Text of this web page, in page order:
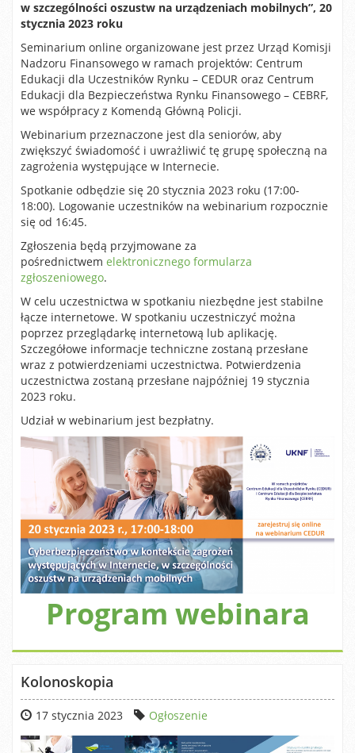
w szczególności oszustw na urządzeniach mobilnych”, 20
stycznia 2023 roku
Seminarium online organizowane jest przez Urząd Komisji
Nadzoru Finansowego w ramach projektów: Centrum
Edukacji dla Uczestników Rynku – CEDUR oraz Centrum
Edukacji dla Bezpieczeństwa Rynku Finansowego – CEBRF,
we współpracy z Komendą Główną Policji.
Webinarium przeznaczone jest dla seniorów, aby
zwiększyć świadomość i uwrażliwić tę grupę społeczną na
zagrożenia występujące w Internecie.
Spotkanie odbędzie się 20 stycznia 2023 roku (17:00-
18:00). Logowanie uczestników na webinarium rozpocznie
się od 16:45.
Zgłoszenia będą przyjmowane za
pośrednictwem elektronicznego formularza
zgłoszeniowego.
W celu uczestnictwa w spotkaniu niezbędne jest stabilne
łącze internetowe. W spotkaniu uczestniczyć można
poprzez przeglądarkę internetową lub aplikację.
Szczegółowe informacje techniczne zostaną przesłane
wraz z potwierdzeniami uczestnictwa. Potwierdzenia
uczestnictwa zostaną przesłane najpóźniej 19 stycznia
2023 roku.
Udział w webinarium jest bezpłatny.
Program webinara
Kolonoskopia
17 stycznia 2023 Ogłoszenie